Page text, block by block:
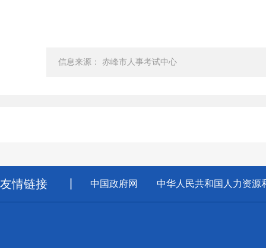
信息来源： 赤峰市人事考试中心
友情链接 中国政府网 中华人民共和国人力资源